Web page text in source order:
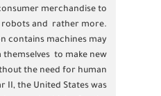
merchandise to
robots and  rather more.
contains machines may
to make new
the need for human
II, the United States was